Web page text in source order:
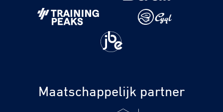
Maatschappelijk partner